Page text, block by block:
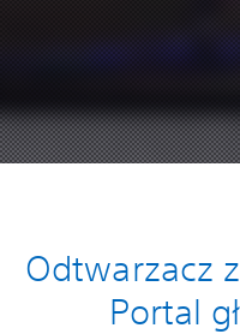
Odtwarzacz
Portal